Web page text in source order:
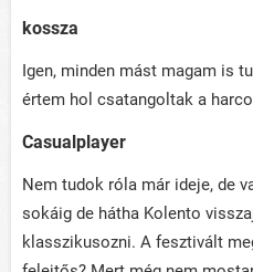
kossza
Igen, minden mást magam is
értem hol csatangoltak a
Casualplayer
Nem tudok róla már ideje, de
sokáig de hátha Kolento
klasszikusozni. A fesztivált